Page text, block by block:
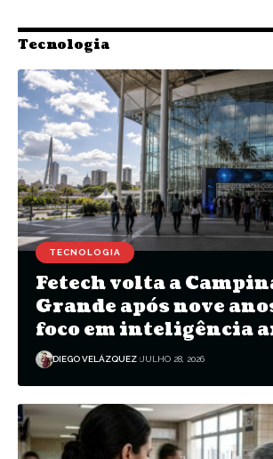
Tecnologia
TECNOLOGIA
Fetech volta a
Grande após nove
foco em inteligência
DIEGO VELÁZQUEZ JULHO 28, 2026